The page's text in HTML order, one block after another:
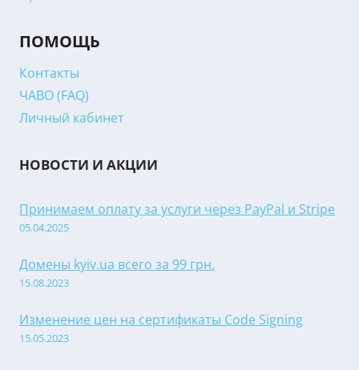
ПОМОЩЬ
Контакты
ЧАВО (FAQ)
Личный кабинет
НОВОСТИ И АКЦИИ
Принимаем оплату за услуги через PayPal и Stripe
05.04.2025
Домены kyiv.ua всего за 99 грн.
15.08.2023
Изменение цен на сертификаты Code Signing
15.05.2023